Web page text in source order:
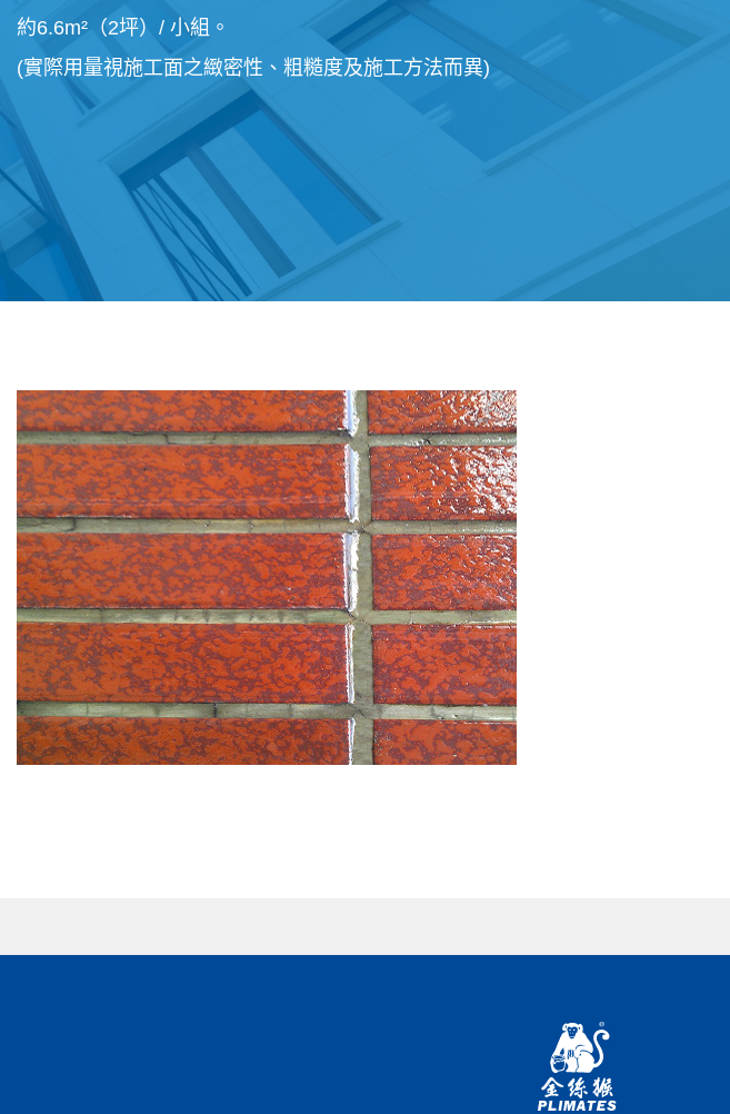
約6.6m²（2坪）/ 小組。
(實際用量視施工面之緻密性、粗糙度及施工方法而異)